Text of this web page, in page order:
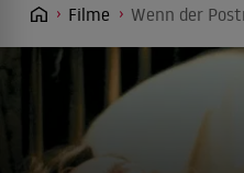
Filme Wenn der